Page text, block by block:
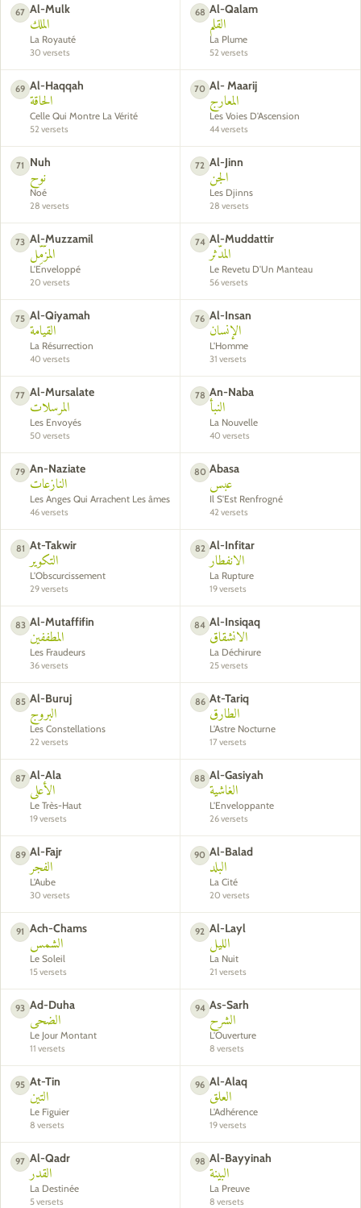
67 Al-Mulk
الملك
La Royauté
30 versets
68 Al-Qalam
القلم
La Plume
52 versets
69 Al-Haqqah
الحاقة
Celle Qui Montre La Vérité
52 versets
70 Al- Maarij
المعارج
Les Voies D'Ascension
44 versets
71 Nuh
نوح
Noé
28 versets
72 Al-Jinn
الجن
Les Djinns
28 versets
73 Al-Muzzamil
المزّمِّل
L'Enveloppé
20 versets
74 Al-Muddattir
المدّثر
Le Revetu D'Un Manteau
56 versets
75 Al-Qiyamah
القيامة
La Résurrection
40 versets
76 Al-Insan
الإنسان
L'Homme
31 versets
77 Al-Mursalate
المرسلات
Les Envoyés
50 versets
78 An-Naba
النبأ
La Nouvelle
40 versets
79 An-Naziate
النازعات
Les Anges Qui Arrachent Les âmes
46 versets
80 Abasa
عبس
Il S'Est Renfrogné
42 versets
81 At-Takwir
التكوير
L'Obscurcissement
29 versets
82 Al-Infitar
الانفطار
La Rupture
19 versets
83 Al-Mutaffifin
المطففين
Les Fraudeurs
36 versets
84 Al-Insiqaq
الانشقاق
La Déchirure
25 versets
85 Al-Buruj
البروج
Les Constellations
22 versets
86 At-Tariq
الطارق
L'Astre Nocturne
17 versets
87 Al-Ala
الأعلى
Le Très-Haut
19 versets
88 Al-Gasiyah
الغاشية
L'Enveloppante
26 versets
89 Al-Fajr
الفجر
L'Aube
30 versets
90 Al-Balad
البلد
La Cité
20 versets
91 Ach-Chams
الشمس
Le Soleil
15 versets
92 Al-Layl
الليل
La Nuit
21 versets
93 Ad-Duha
الضحى
Le Jour Montant
11 versets
94 As-Sarh
الشرح
L'Ouverture
8 versets
95 At-Tin
التين
Le Figuier
8 versets
96 Al-Alaq
العلق
L'Adhérence
19 versets
97 Al-Qadr
القدر
La Destinée
5 versets
98 Al-Bayyinah
البينة
La Preuve
8 versets